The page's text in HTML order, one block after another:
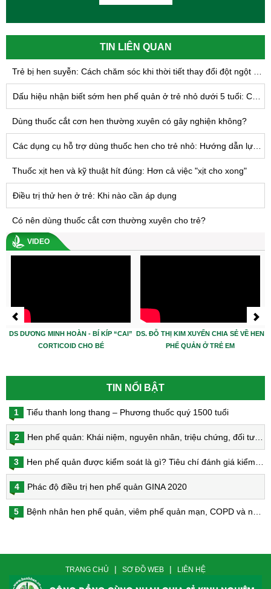
TIN LIÊN QUAN
Dùng thuốc cắt cơn hen thường xuyên có gây nghiện không?
Thuốc xịt hen và kỹ thuật hít đúng: Hơn cả việc "xịt cho xong"
Điều trị thử hen ở trẻ: Khi nào cần áp dụng
Có nên dùng thuốc cắt cơn thường xuyên cho trẻ?
VIDEO
DS DƯƠNG MINH HOÀN - BÍ KÍP “CAI”
CORTICOID CHO BÉ
DS. ĐỖ THỊ KIM XUYẾN CHIA SẺ VỀ HEN
PHẾ QUẢN Ở TRẺ EM
TIN NỔI BẬT
1 Tiểu thanh long thang – Phương thuốc quý 1500 tuổi
2 Hen phế quản: Khái niệm, nguyên nhân, triệu chứng, đối tượng nguy cơ, phòng bệnh, chẩn đoán và điều trị hen phế quản
3 Hen phế quản được kiểm soát là gì? Tiêu chí đánh giá kiểm soát hen
4 Phác độ điều trị hen phế quản GINA 2020
5 Bệnh nhân hen phế quản, viêm phế quản mạn, COPD và nguy cơ nhiễm virus Corona
TRANG CHỦ | SƠ ĐỒ WEB | LIÊN HỆ